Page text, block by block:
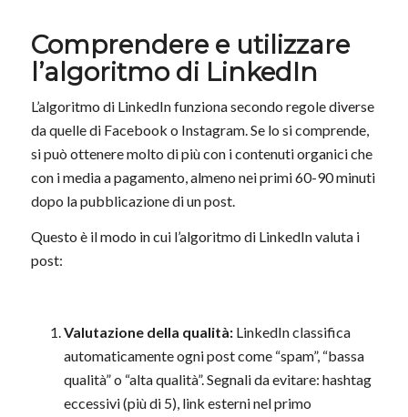
Comprendere e utilizzare
l’algoritmo di LinkedIn
L’algoritmo di LinkedIn funziona secondo regole diverse
da quelle di Facebook o Instagram. Se lo si comprende,
si può ottenere molto di più con i contenuti organici che
con i media a pagamento, almeno nei primi 60-90 minuti
dopo la pubblicazione di un post.
Questo è il modo in cui l’algoritmo di LinkedIn valuta i
post:
Valutazione della qualità:LinkedIn classifica
automaticamente ogni post come “spam”, “bassa
qualità” o “alta qualità”. Segnali da evitare: hashtag
eccessivi (più di 5), link esterni nel primo